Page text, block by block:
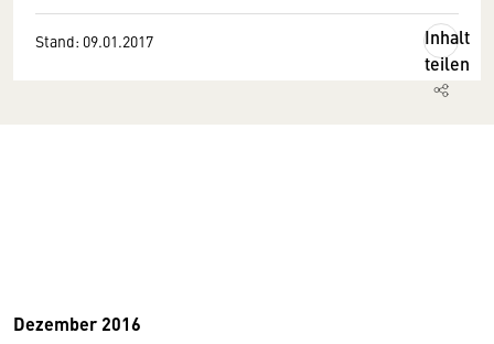
Stand: 09.01.2017
Inhalt
teilen
Dezember 2016